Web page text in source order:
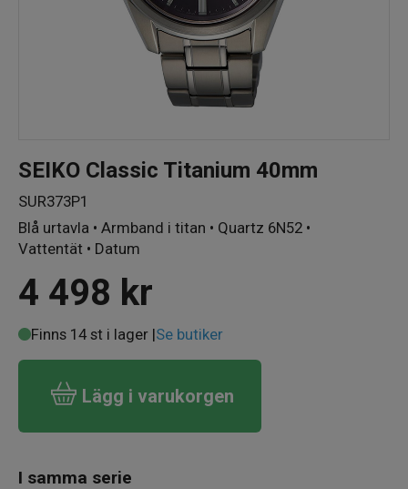
SEIKO Classic Titanium 40mm
SUR373P1
Blå urtavla • Armband i titan • Quartz 6N52 •
Vattentät • Datum
4 498 kr
Finns 14 st i lager |Se butiker
Lägg i varukorgen
I samma serie